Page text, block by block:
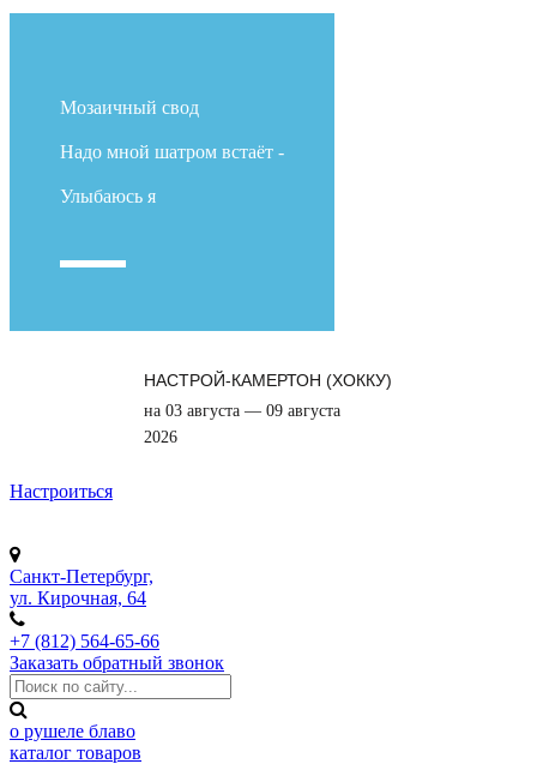
Мозаичный свод
Надо мной шатром встаёт -
Улыбаюсь я
НАСТРОЙ-КАМЕРТОН (ХОККУ)
на 03 августа — 09 августа
2026
Настроиться
Санкт-Петербург,
ул. Кирочная, 64
+7 (812) 564-65-66
Заказать обратный звонок
о рушеле блаво
каталог товаров